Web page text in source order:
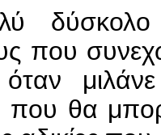
που
όταν
που θα